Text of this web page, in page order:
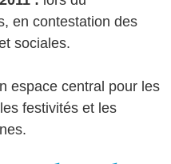
en contestation des
sociales.
espace central pour les
festivités et les